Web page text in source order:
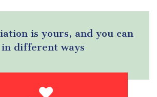
is yours, and you can
different ways